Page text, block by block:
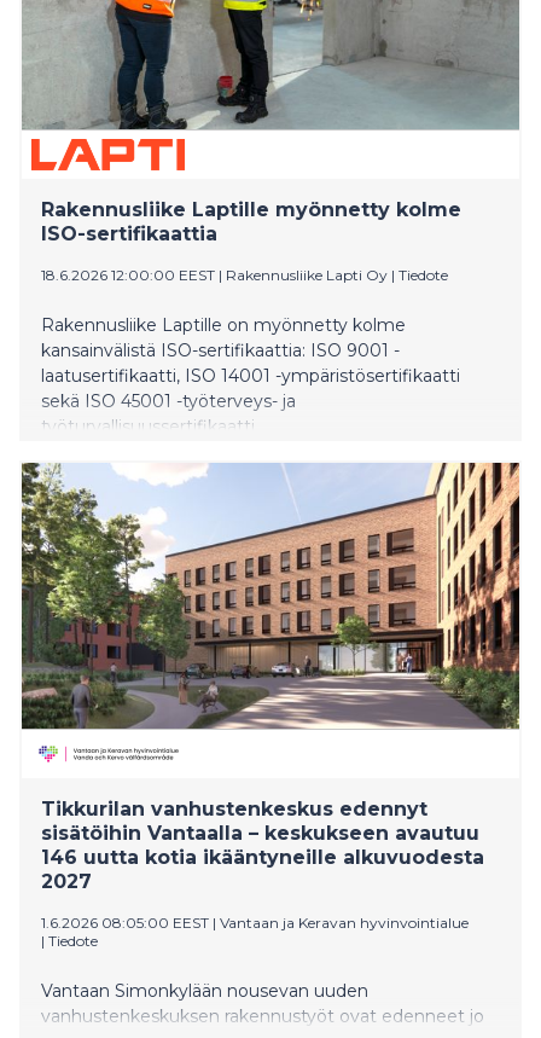
Rakennusliike Laptille myönnetty kolme
ISO-sertifikaattia
18.6.2026 12:00:00 EEST | Rakennusliike Lapti Oy | Tiedote
Rakennusliike Laptille on myönnetty kolme
kansainvälistä ISO-sertifikaattia: ISO 9001 -
laatusertifikaatti, ISO 14001 -ympäristösertifikaatti
sekä ISO 45001 -työterveys- ja
työturvallisuussertifikaatti.
Tikkurilan vanhustenkeskus edennyt
sisätöihin Vantaalla – keskukseen avautuu
146 uutta kotia ikääntyneille alkuvuodesta
2027
1.6.2026 08:05:00 EEST | Vantaan ja Keravan hyvinvointialue
| Tiedote
Vantaan Simonkylään nousevan uuden
vanhustenkeskuksen rakennustyöt ovat edenneet jo